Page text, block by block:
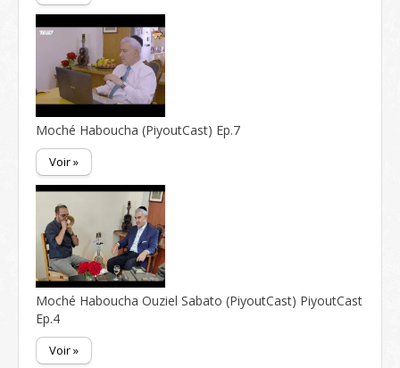
Moché Haboucha (PiyoutCast) Ep.7
Voir »
Moché Haboucha Ouziel Sabato (PiyoutCast) PiyoutCast
Ep.4
Voir »